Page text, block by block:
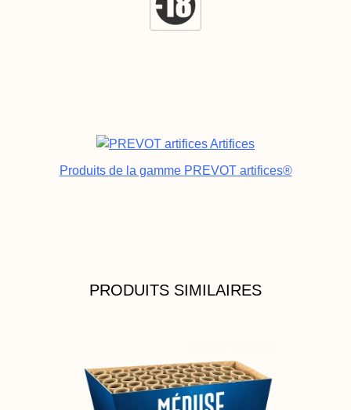
Produits de la gamme PREVOT artifices®
PRODUITS SIMILAIRES